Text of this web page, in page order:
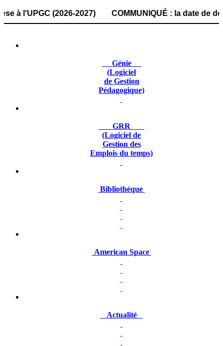
(2026-2027) COMMUNIQUÉ : la date de
Génie
(Logiciel
de Gestion
Pédagogique)
GRR
(Logiciel de
Gestion des
Emplois du temps)
Bibliothèque
American Space
Actualité